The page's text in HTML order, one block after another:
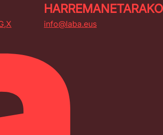
X
HARREMANETARAKO
info@laba.eus